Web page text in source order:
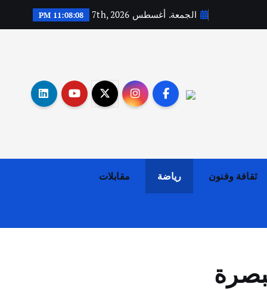
الجمعة. أغسطس 7th, 2026 11:08:09 PM
ثقافة وفنون رياضة مقابلات